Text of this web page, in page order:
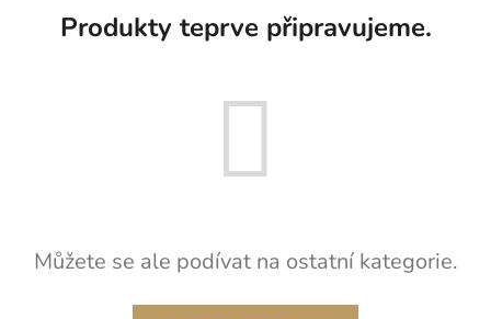
Produkty teprve připravujeme.
Můžete se ale podívat na ostatní kategorie.